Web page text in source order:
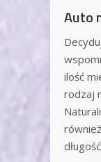
Auto
ilość
rodzaj